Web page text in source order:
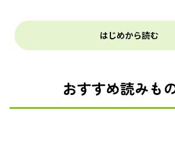
はじめから読む
おすすめ読みも